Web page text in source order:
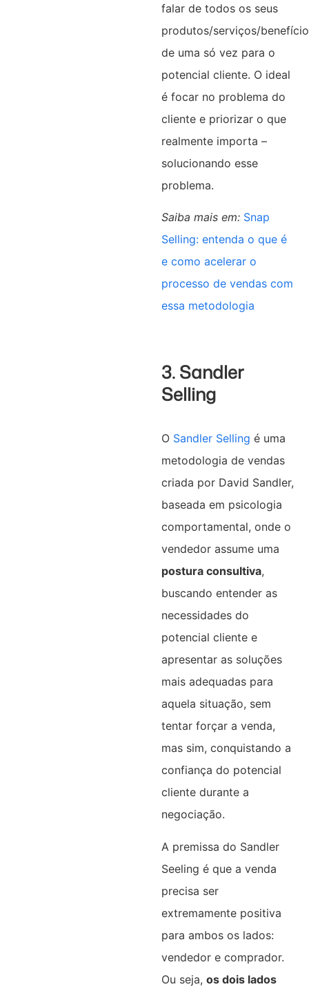
falar de todos os seus
produtos/serviços/
de uma só vez para o
potencial cliente. O ideal
é focar no problema do
cliente e priorizar o que
realmente importa –
solucionando esse
problema.
Saiba mais em: Snap
Selling: entenda o que é
e como acelerar o
processo de vendas com
essa metodologia
3. Sandler
Selling
O Sandler Selling é uma
metodologia de vendas
criada por David Sandler,
baseada em psicologia
comportamental, onde o
vendedor assume uma
postura consultiva,
buscando entender as
necessidades do
potencial cliente e
apresentar as soluções
mais adequadas para
aquela situação, sem
tentar forçar a venda,
mas sim, conquistando a
confiança do potencial
cliente durante a
negociação.
A premissa do Sandler
Seeling é que a venda
precisa ser
extremamente positiva
para ambos os lados:
vendedor e comprador.
Ou seja, os dois lados